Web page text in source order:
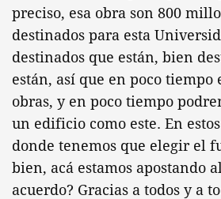
preciso, esa obra son 800
destinados para esta
destinados que están, bien
están, así que en poco tiempo
obras, y en poco tiempo
un edificio como este. En
donde tenemos que elegir el
bien, acá estamos apostando
acuerdo? Gracias a todos y a